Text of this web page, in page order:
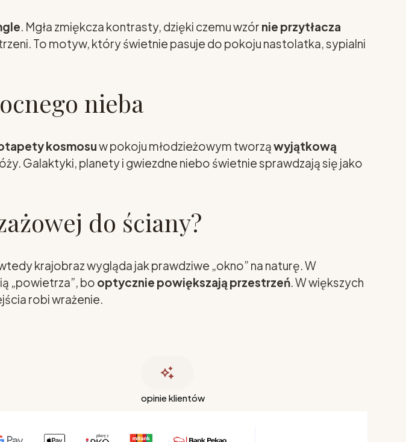
. Mgła zmiękcza kontrasty, dzięki czemu wzór nie przytłacza
To motyw, który świetnie pasuje do pokoju nastolatka, sypialni
nieba
kosmosuw pokoju młodzieżowym tworząwyjątkową
Galaktyki, planety i gwiezdne niebo świetnie sprawdzają się jako
do ściany?
krajobraz wygląda jak prawdziwe „okno” na naturę. W
„powietrza”, bo optycznie powiększają przestrzeń. W większych
robi wrażenie.
opinie klientów